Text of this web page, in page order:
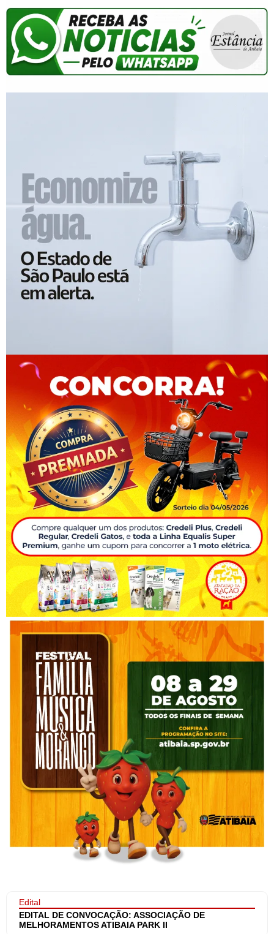
Edital
EDITAL DE CONVOCAÇÃO: ASSOCIAÇÃO DE
MELHORAMENTOS ATIBAIA PARK II